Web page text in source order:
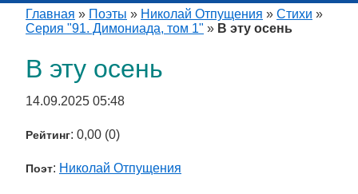
Главная » Поэты » Николай Отпущения » Стихи »
Серия "91. Димониада, том 1" » В эту осень
В эту осень
14.09.2025 05:48
Рейтинг: 0,00 (0)
Поэт: Николай Отпущения